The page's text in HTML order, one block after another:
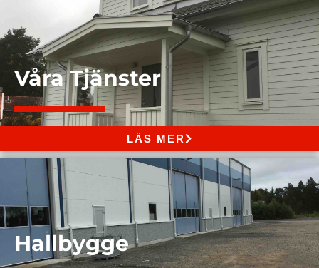
Våra Tjänster
LÄS MER
Hallbygge